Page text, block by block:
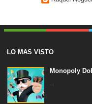
LO MAS VISTO
Monopoly
...